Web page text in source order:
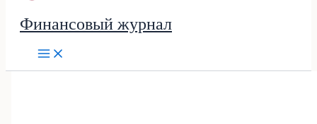
Финансовый журнал